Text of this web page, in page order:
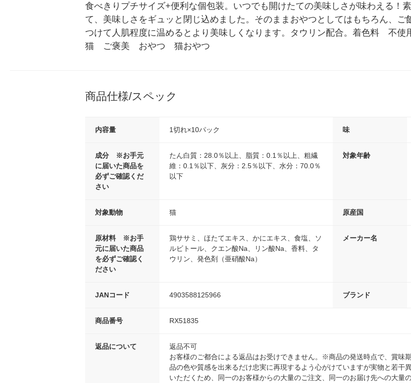
食べきりプチサイズ+便利な個包装。いつでも開けたての美味しさが味わえる！
て、美味しさをギュッと閉じ込めました。そのままおやつとしてはもちろん、
つけて人肌程度に温めるとより美味しくなります。タウリン配合。着色料　不
猫　ご褒美　おやつ　猫おやつ
商品仕様/スペック
内容量 1切れ×10パック 味
成分 ※お手元
に届いた商品を
必ずご確認くだ
さい
たん白質：28.0％以上、脂質：0.1％以上、粗繊
維：0.1％以下、灰分：2.5％以下、水分：70.0％
以下
対象年齢
対象動物 猫 原産国
原材料 ※お手
元に届いた商品
を必ずご確認く
ださい
鶏ササミ、ほたてエキス、かにエキス、食塩、ソ
ルビトール、クエン酸Na、リン酸Na、香料、タ
ウリン、発色剤（亜硝酸Na）
メーカー名
JANコード 4903588125966 ブランド
商品番号 RX51835
返品について
返品不可
お客様のご都合による返品はお受けできません。※商品の発送時点で、賞
品の色や質感を出来るだけ忠実に再現するよう心がけていますが実物と若
いただくため、同一のお客様からの大量のご注文、同一のお届け先への大量